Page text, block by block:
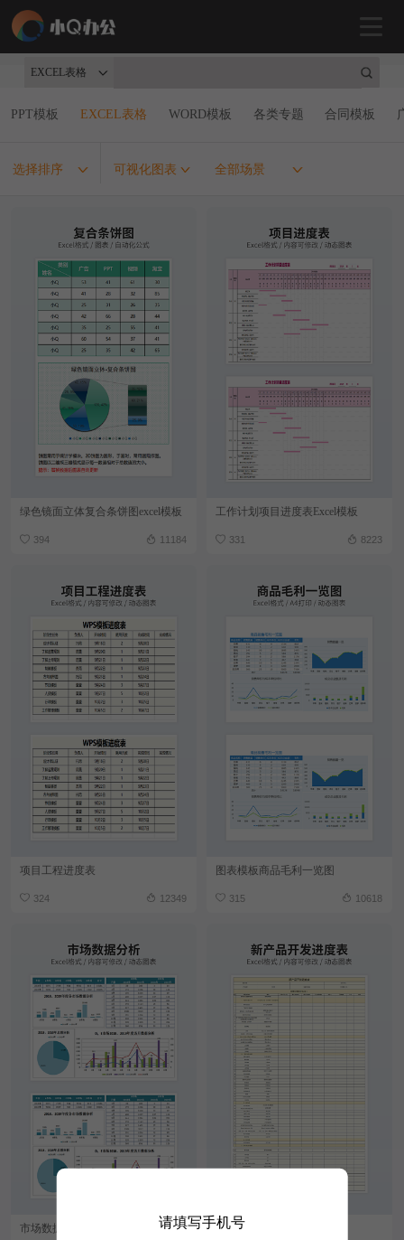
EXCEL表格
PPT模板 EXCEL表格 WORD模板 各类专题 合同模板
选择排序 可视化图表 全部场景
绿色镜面立体复合条饼图excel模板
394 11184
工作计划项目进度表Excel模板
331 8223
项目工程进度表
324 12349
图表模板商品毛利一览图
315 10618
市场数据分析excel模板 新产品开发进度表表格模板
请填写手机号